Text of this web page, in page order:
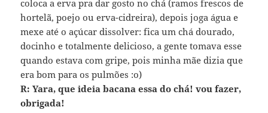
coloca a erva pra dar gosto no chá (ramos frescos de
hortelã, poejo ou erva-cidreira), depois joga água e
mexe até o açúcar dissolver: fica um chá dourado,
docinho e totalmente delicioso, a gente tomava esse
quando estava com gripe, pois minha mãe dizia que
era bom para os pulmões :o)
R: Yara, que ideia bacana essa do chá! vou fazer,
obrigada!